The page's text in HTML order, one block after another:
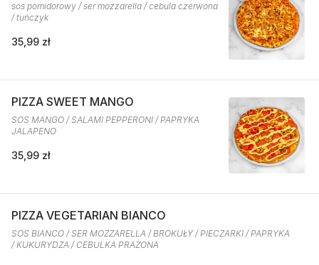
sos pomidorowy / ser mozzarella / cebula czerwona
/ tuńczyk
35,99 zł
PIZZA SWEET MANGO
SOS MANGO / SALAMI PEPPERONI / PAPRYKA
JALAPENO
35,99 zł
PIZZA VEGETARIAN BIANCO
SOS BIANCO / SER MOZZARELLA / BROKUŁY / PIECZARKI / PAPRYKA
/ KUKURYDZA / CEBULKA PRAŻONA